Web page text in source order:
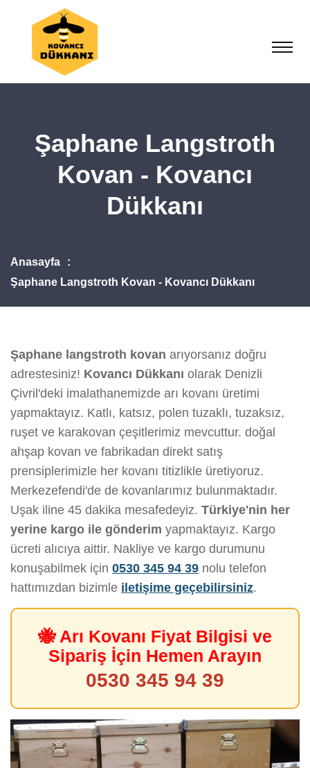
Şaphane Langstroth
Kovan - Kovancı
Dükkanı
Anasayfa
Şaphane Langstroth Kovan - Kovancı Dükkanı
Şaphane langstroth kovan arıyorsanız doğru
adrestesiniz! Kovancı Dükkanı olarak Denizli
Çivril'deki imalathanemizde arı kovanı üretimi
yapmaktayız. Katlı, katsız, polen tuzaklı, tuzaksız,
ruşet ve karakovan çeşitlerimiz mevcuttur. doğal
ahşap kovan ve fabrikadan direkt satış
prensiplerimizle her kovanı titizlikle üretiyoruz.
Merkezefendi'de de kovanlarımız bulunmaktadır.
Uşak iline 45 dakika mesafedeyiz. Türkiye'nin her
yerine kargo ile gönderim yapmaktayız. Kargo
ücreti alıcıya aittir. Nakliye ve kargo durumunu
konuşabilmek için 0530 345 94 39 nolu telefon
hattımızdan bizimle iletişime geçebilirsiniz.
🐝 Arı Kovanı Fiyat Bilgisi ve
Sipariş İçin Hemen Arayın
0530 345 94 39